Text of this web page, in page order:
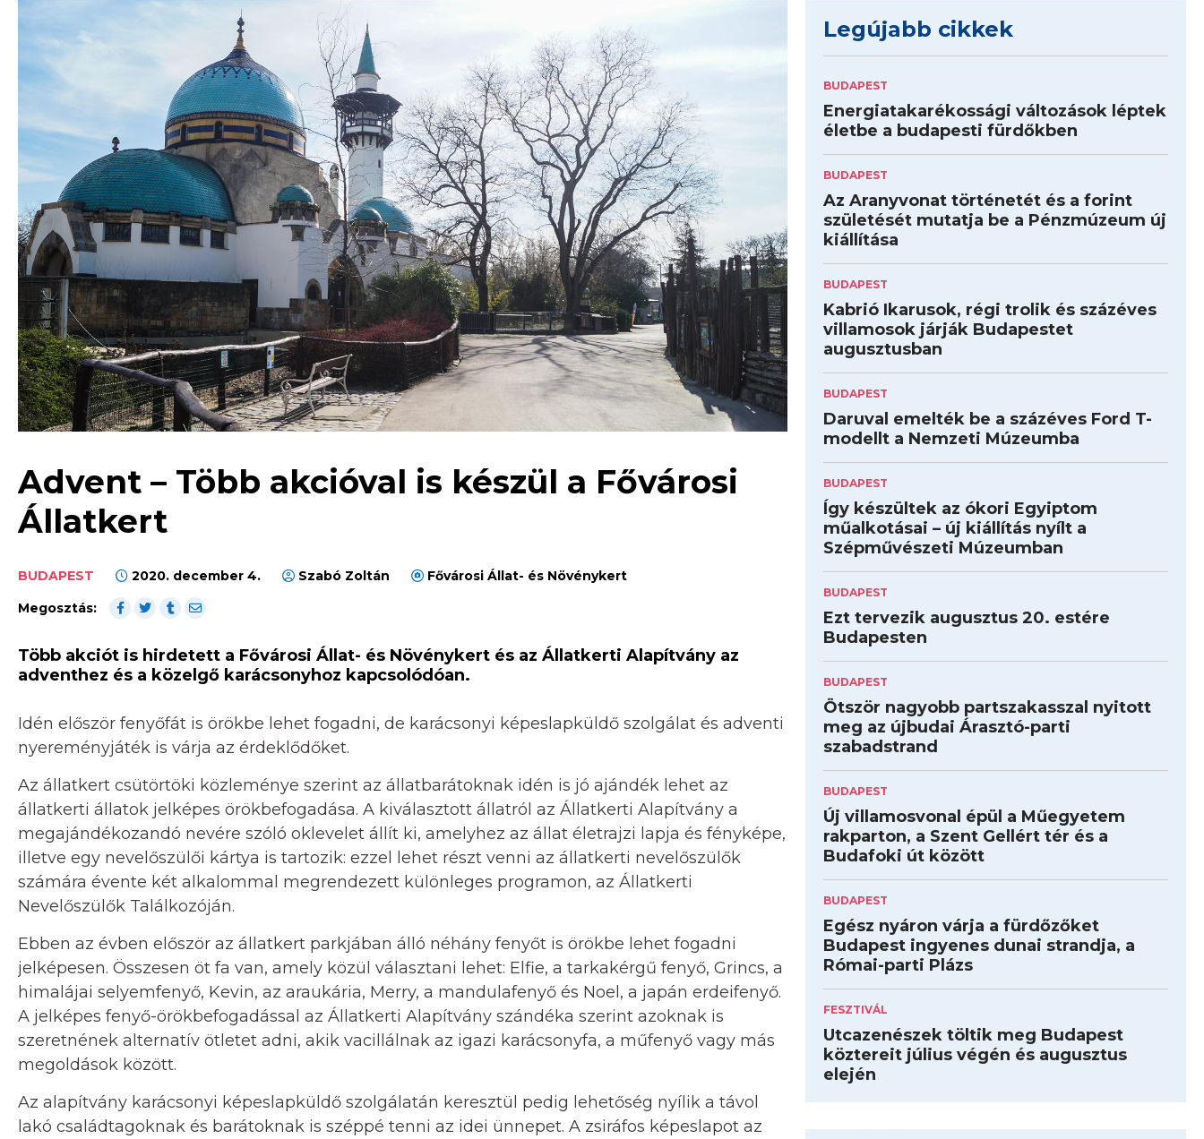
Advent – Több akcióval is készül a Fővárosi
Állatkert
BUDAPEST 2020. december 4. Szabó Zoltán
Fővárosi Állat- és Növénykert
Megosztás:
Több akciót is hirdetett a Fővárosi Állat- és Növénykert és az Állatkerti Alapítvány az
adventhez és a közelgő karácsonyhoz kapcsolódóan.
Idén először fenyőfát is örökbe lehet fogadni, de karácsonyi képeslapküldő szolgálat és adventi
nyereményjáték is várja az érdeklődőket.
Az állatkert csütörtöki közleménye szerint az állatbarátoknak idén is jó ajándék lehet az
állatkerti állatok jelképes örökbefogadása. A kiválasztott állatról az Állatkerti Alapítvány a
megajándékozandó nevére szóló oklevelet állít ki, amelyhez az állat életrajzi lapja és fényképe,
illetve egy nevelőszülői kártya is tartozik: ezzel lehet részt venni az állatkerti nevelőszülők
számára évente két alkalommal megrendezett különleges programon, az Állatkerti
Nevelőszülők Találkozóján.
Ebben az évben először az állatkert parkjában álló néhány fenyőt is örökbe lehet fogadni
jelképesen. Összesen öt fa van, amely közül választani lehet: Elfie, a tarkakérgű fenyő, Grincs, a
himalájai selyemfenyő, Kevin, az araukária, Merry, a mandulafenyő és Noel, a japán erdeifenyő.
A jelképes fenyő-örökbefogadással az Állatkerti Alapítvány szándéka szerint azoknak is
szeretnének alternatív ötletet adni, akik vacillálnak az igazi karácsonyfa, a műfenyő vagy más
megoldások között.
Az alapítvány karácsonyi képeslapküldő szolgálatán keresztül pedig lehetőség nyílik a távol
lakó családtagoknak és barátoknak is széppé tenni az idei ünnepet. A zsiráfos képeslapot az
Legújabb cikkek
BUDAPEST
Energiatakarékossági változások léptek
életbe a budapesti fürdőkben
BUDAPEST
Az Aranyvonat történetét és a forint
születését mutatja be a Pénzmúzeum új
kiállítása
BUDAPEST
Kabrió Ikarusok, régi trolik és százéves
villamosok járják Budapestet
augusztusban
BUDAPEST
Daruval emelték be a százéves Ford T-
modellt a Nemzeti Múzeumba
BUDAPEST
Így készültek az ókori Egyiptom
műalkotásai – új kiállítás nyílt a
Szépművészeti Múzeumban
BUDAPEST
Ezt tervezik augusztus 20. estére
Budapesten
BUDAPEST
Ötször nagyobb partszakasszal nyitott
meg az újbudai Árasztó-parti
szabadstrand
BUDAPEST
Új villamosvonal épül a Műegyetem
rakparton, a Szent Gellért tér és a
Budafoki út között
BUDAPEST
Egész nyáron várja a fürdőzőket
Budapest ingyenes dunai strandja, a
Római-parti Plázs
FESZTIVÁL
Utcazenészek töltik meg Budapest
köztereit július végén és augusztus
elején